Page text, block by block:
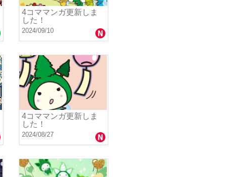
4コママンガ更新しま
した！
2024/09/10
4コママンガ更新しま
した！
2024/08/27